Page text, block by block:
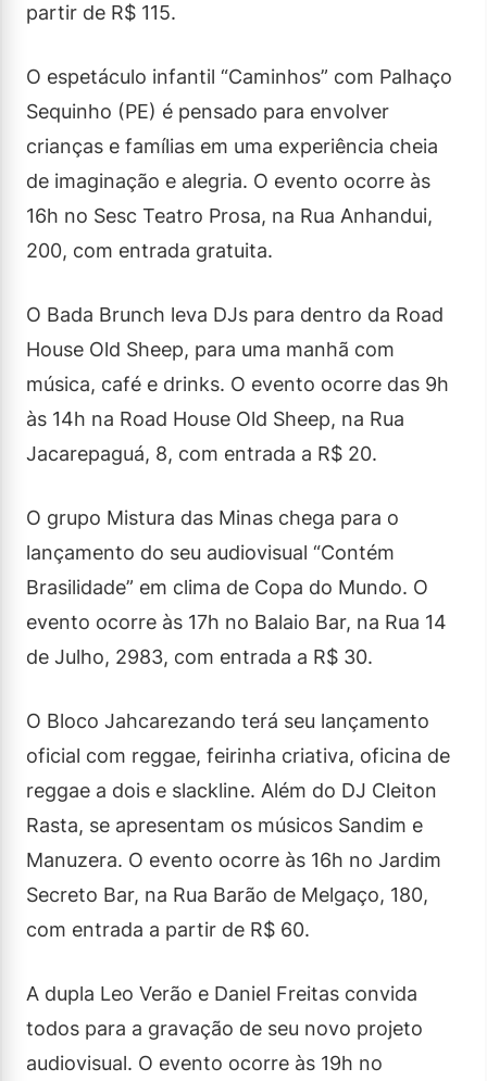
partir de R$ 115.
O espetáculo infantil “Caminhos” com Palhaço
Sequinho (PE) é pensado para envolver
crianças e famílias em uma experiência cheia
de imaginação e alegria. O evento ocorre às
16h no Sesc Teatro Prosa, na Rua Anhandui,
200, com entrada gratuita.
O Bada Brunch leva DJs para dentro da Road
House Old Sheep, para uma manhã com
música, café e drinks. O evento ocorre das 9h
às 14h na Road House Old Sheep, na Rua
Jacarepaguá, 8, com entrada a R$ 20.
O grupo Mistura das Minas chega para o
lançamento do seu audiovisual “Contém
Brasilidade” em clima de Copa do Mundo. O
evento ocorre às 17h no Balaio Bar, na Rua 14
de Julho, 2983, com entrada a R$ 30.
O Bloco Jahcarezando terá seu lançamento
oficial com reggae, feirinha criativa, oficina de
reggae a dois e slackline. Além do DJ Cleiton
Rasta, se apresentam os músicos Sandim e
Manuzera. O evento ocorre às 16h no Jardim
Secreto Bar, na Rua Barão de Melgaço, 180,
com entrada a partir de R$ 60.
A dupla Leo Verão e Daniel Freitas convida
todos para a gravação de seu novo projeto
audiovisual. O evento ocorre às 19h no